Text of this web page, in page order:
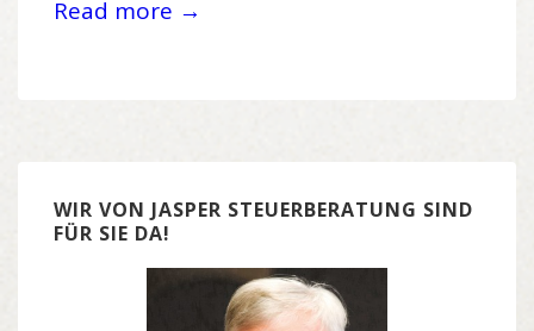
Read more →
WIR VON JASPER STEUERBERATUNG SIND
FÜR SIE DA!